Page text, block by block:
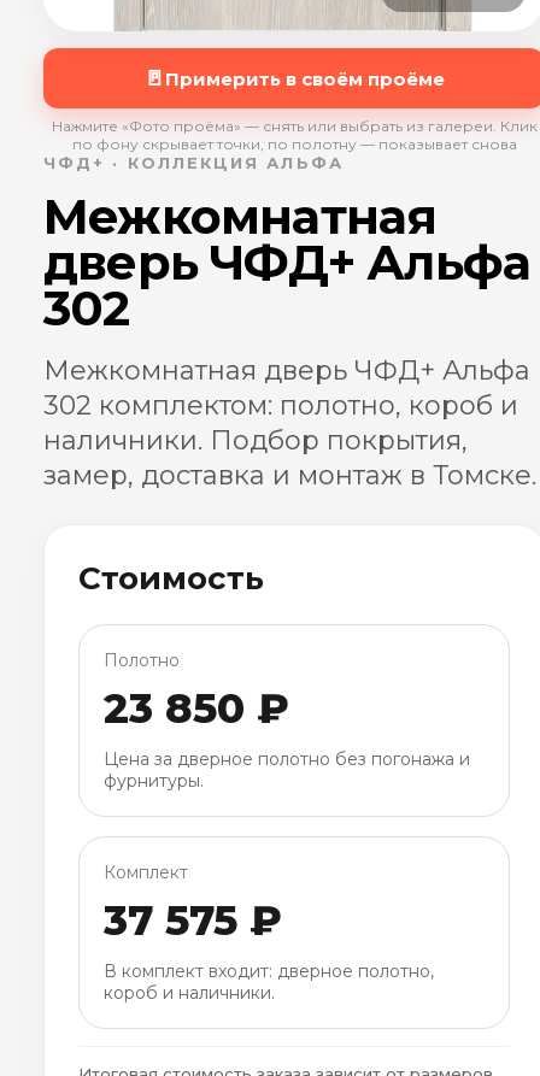
🚪 Примерить в своём проёме
Нажмите «Фото проёма» — снять или выбрать из галереи. Клик
по фону скрывает точки, по полотну — показывает снова
ЧФД+ · КОЛЛЕКЦИЯ АЛЬФА
Межкомнатная
дверь ЧФД+ Альфа
302
Межкомнатная дверь ЧФД+ Альфа
302 комплектом: полотно, короб и
наличники. Подбор покрытия,
замер, доставка и монтаж в Томске.
Стоимость
Полотно
23 850 ₽
Цена за дверное полотно без погонажа и
фурнитуры.
Комплект
37 575 ₽
В комплект входит: дверное полотно,
короб и наличники.